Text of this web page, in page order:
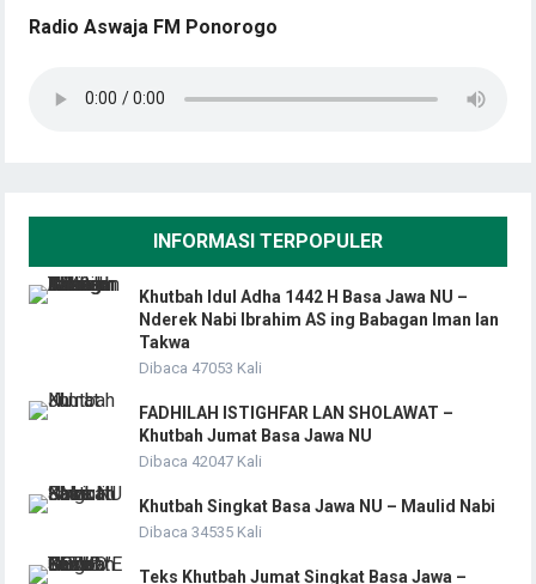
Radio Aswaja FM Ponorogo
INFORMASI TERPOPULER
Khutbah Idul Adha 1442 H Basa Jawa NU –
Nderek Nabi Ibrahim AS ing Babagan Iman lan
Takwa
Dibaca 47053 Kali
FADHILAH ISTIGHFAR LAN SHOLAWAT –
Khutbah Jumat Basa Jawa NU
Dibaca 42047 Kali
Khutbah Singkat Basa Jawa NU – Maulid Nabi
Dibaca 34535 Kali
Teks Khutbah Jumat Singkat Basa Jawa –